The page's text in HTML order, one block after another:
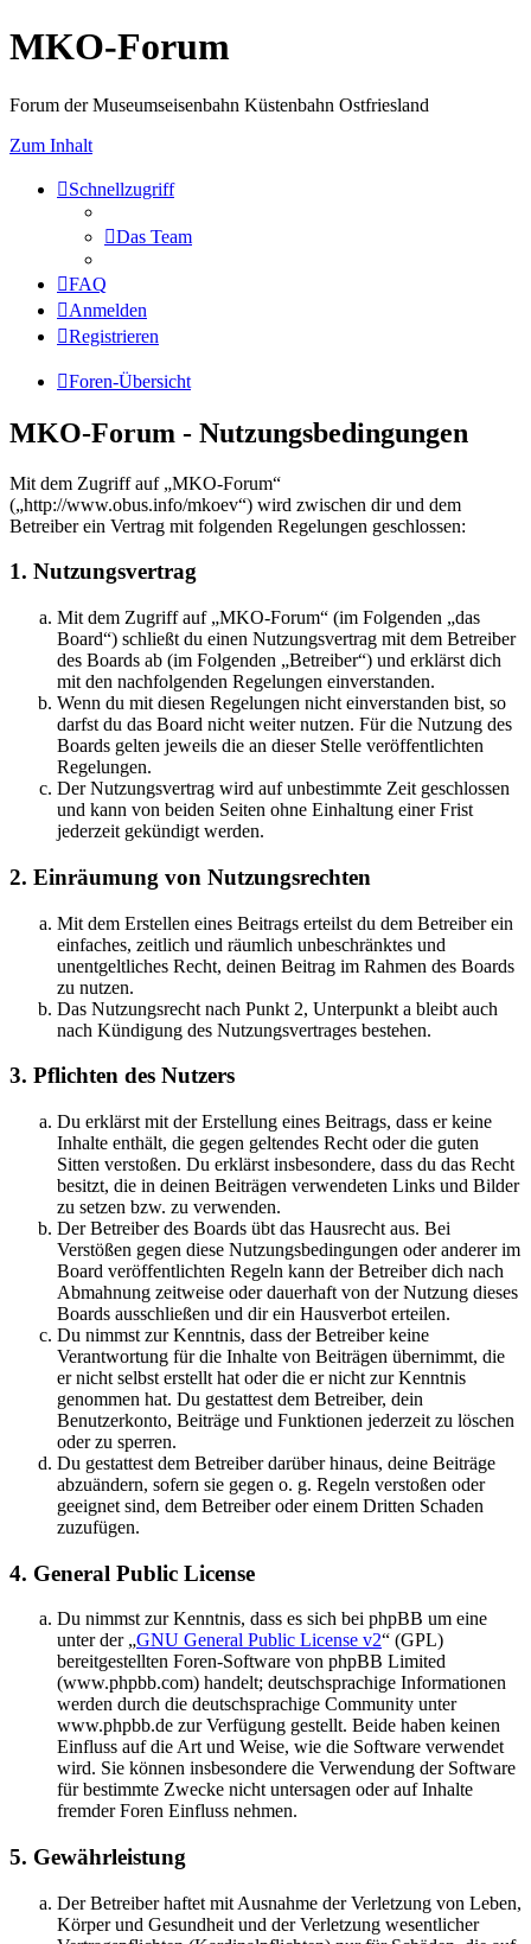
MKO-Forum
Forum der Museumseisenbahn Küstenbahn Ostfriesland
Zum Inhalt
Schnellzugriff
Das Team
FAQ
Anmelden
Registrieren
Foren-Übersicht
MKO-Forum - Nutzungsbedingungen
Mit dem Zugriff auf „MKO-Forum“
(„http://www.obus.info/mkoev“) wird zwischen dir und dem
Betreiber ein Vertrag mit folgenden Regelungen geschlossen:
1. Nutzungsvertrag
Mit dem Zugriff auf „MKO-Forum“ (im Folgenden „das
Board“) schließt du einen Nutzungsvertrag mit dem Betreiber
des Boards ab (im Folgenden „Betreiber“) und erklärst dich
mit den nachfolgenden Regelungen einverstanden.
Wenn du mit diesen Regelungen nicht einverstanden bist, so
darfst du das Board nicht weiter nutzen. Für die Nutzung des
Boards gelten jeweils die an dieser Stelle veröffentlichten
Regelungen.
Der Nutzungsvertrag wird auf unbestimmte Zeit geschlossen
und kann von beiden Seiten ohne Einhaltung einer Frist
jederzeit gekündigt werden.
2. Einräumung von Nutzungsrechten
Mit dem Erstellen eines Beitrags erteilst du dem Betreiber ein
einfaches, zeitlich und räumlich unbeschränktes und
unentgeltliches Recht, deinen Beitrag im Rahmen des Boards
zu nutzen.
Das Nutzungsrecht nach Punkt 2, Unterpunkt a bleibt auch
nach Kündigung des Nutzungsvertrages bestehen.
3. Pflichten des Nutzers
Du erklärst mit der Erstellung eines Beitrags, dass er keine
Inhalte enthält, die gegen geltendes Recht oder die guten
Sitten verstoßen. Du erklärst insbesondere, dass du das Recht
besitzt, die in deinen Beiträgen verwendeten Links und Bilder
zu setzen bzw. zu verwenden.
Der Betreiber des Boards übt das Hausrecht aus. Bei
Verstößen gegen diese Nutzungsbedingungen oder anderer im
Board veröffentlichten Regeln kann der Betreiber dich nach
Abmahnung zeitweise oder dauerhaft von der Nutzung dieses
Boards ausschließen und dir ein Hausverbot erteilen.
Du nimmst zur Kenntnis, dass der Betreiber keine
Verantwortung für die Inhalte von Beiträgen übernimmt, die
er nicht selbst erstellt hat oder die er nicht zur Kenntnis
genommen hat. Du gestattest dem Betreiber, dein
Benutzerkonto, Beiträge und Funktionen jederzeit zu löschen
oder zu sperren.
Du gestattest dem Betreiber darüber hinaus, deine Beiträge
abzuändern, sofern sie gegen o. g. Regeln verstoßen oder
geeignet sind, dem Betreiber oder einem Dritten Schaden
zuzufügen.
4. General Public License
Du nimmst zur Kenntnis, dass es sich bei phpBB um eine
unter der „GNU General Public License v2“ (GPL)
bereitgestellten Foren-Software von phpBB Limited
(www.phpbb.com) handelt; deutschsprachige Informationen
werden durch die deutschsprachige Community unter
www.phpbb.de zur Verfügung gestellt. Beide haben keinen
Einfluss auf die Art und Weise, wie die Software verwendet
wird. Sie können insbesondere die Verwendung der Software
für bestimmte Zwecke nicht untersagen oder auf Inhalte
fremder Foren Einfluss nehmen.
5. Gewährleistung
Der Betreiber haftet mit Ausnahme der Verletzung von Leben,
Körper und Gesundheit und der Verletzung wesentlicher